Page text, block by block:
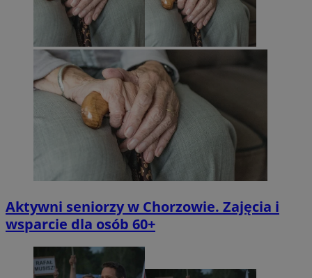
Aktywni seniorzy w Chorzowie. Zajęcia i
wsparcie dla osób 60+